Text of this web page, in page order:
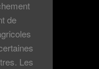
de
Les